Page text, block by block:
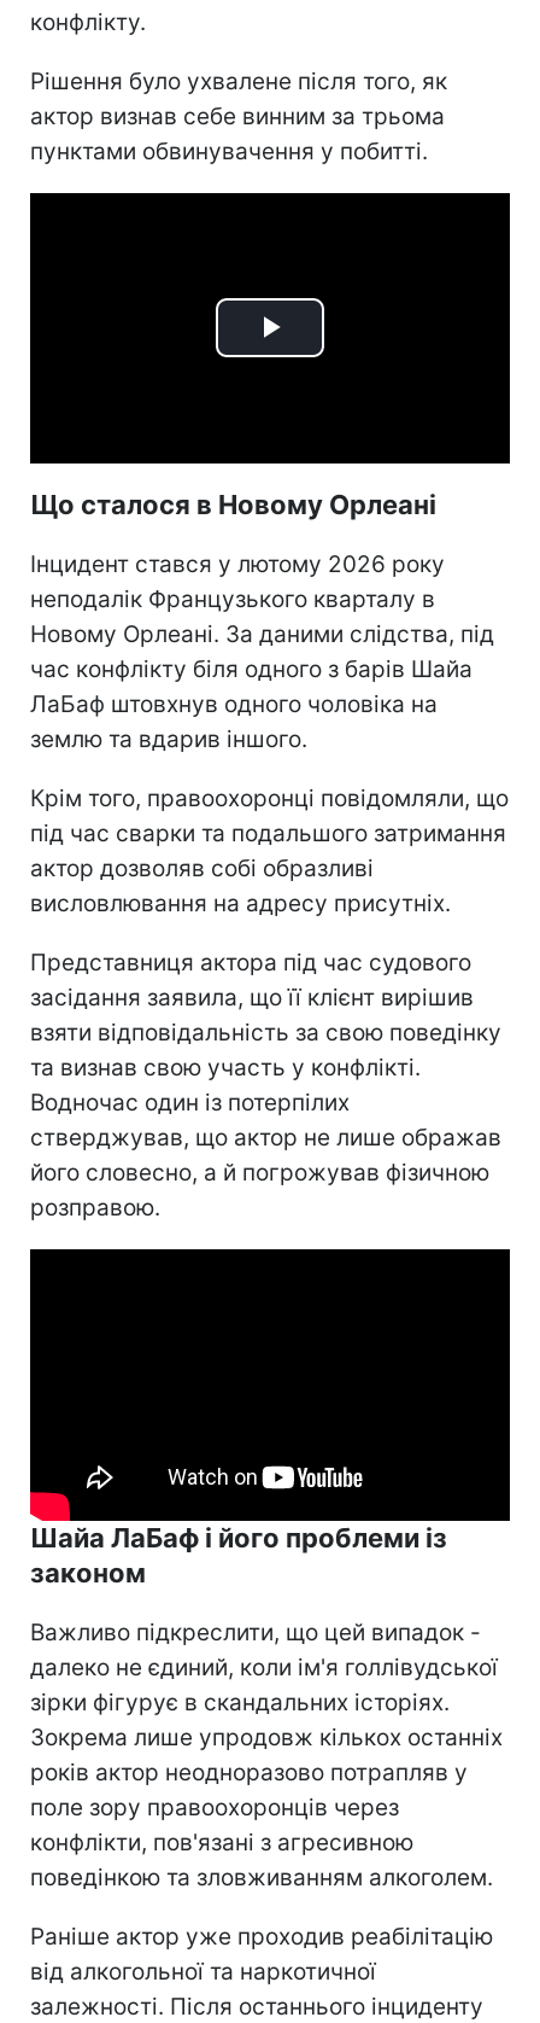
конфлікту.
Рішення було ухвалене після того, як
актор визнав себе винним за трьома
пунктами обвинувачення у побитті.
Play
Що сталося в Новому Орлеані
Інцидент стався у лютому 2026 року
неподалік Французького кварталу в
Новому Орлеані. За даними слідства, під
час конфлікту біля одного з барів Шайа
ЛаБаф штовхнув одного чоловіка на
землю та вдарив іншого.
Крім того, правоохоронці повідомляли, що
під час сварки та подальшого затримання
актор дозволяв собі образливі
висловлювання на адресу присутніх.
Представниця актора під час судового
засідання заявила, що її клієнт вирішив
взяти відповідальність за свою поведінку
та визнав свою участь у конфлікті.
Водночас один із потерпілих
стверджував, що актор не лише ображав
його словесно, а й погрожував фізичною
розправою.
Шайа ЛаБаф і його проблеми із
законом
Важливо підкреслити, що цей випадок -
далеко не єдиний, коли ім'я голлівудської
зірки фігурує в скандальних історіях.
Зокрема лише упродовж кількох останніх
років актор неодноразово потрапляв у
поле зору правоохоронців через
конфлікти, пов'язані з агресивною
поведінкою та зловживанням алкоголем.
Раніше актор уже проходив реабілітацію
від алкогольної та наркотичної
залежності. Після останнього інциденту